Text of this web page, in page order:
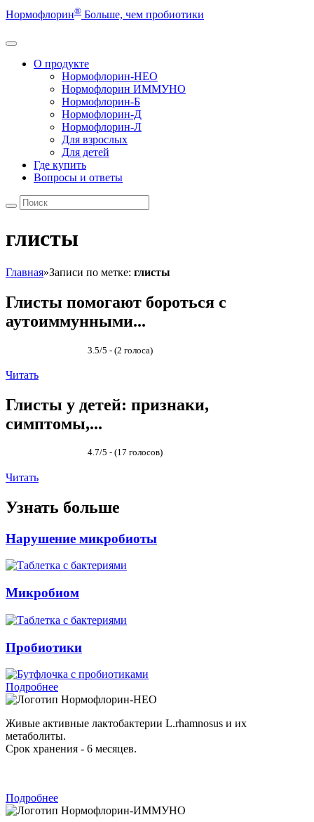
Нормофлорин® Больше, чем пробиотики
О продукте
Нормофлорин-НЕО
Нормофлорин ИММУНО
Нормофлорин-Б
Нормофлорин-Д
Нормофлорин-Л
Для взрослых
Для детей
Где купить
Вопросы и ответы
глисты
Главная»Записи по метке: глисты
Глисты помогают бороться с
аутоиммунными...
3.5/5 - (2 голоса)
Читать
Глисты у детей: признаки,
симптомы,...
4.7/5 - (17 голосов)
Читать
Узнать больше
Нарушение микробиоты
Микробиом
Пробиотики
Подробнее
Нормофлорин-НЕО
Живые активные лактобактерии L.rhamnosus и их
метаболиты.
Срок хранения - 6 месяцев.
Подробнее
Нормофлорин-ИММУНО